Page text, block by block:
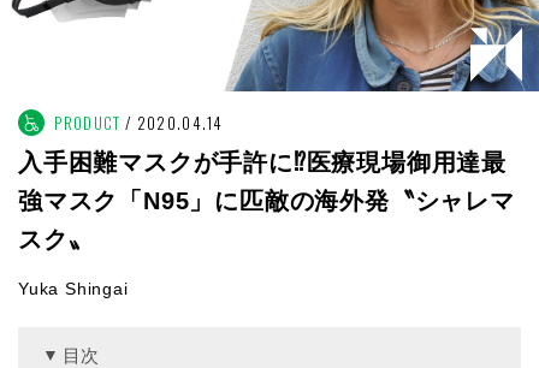
PRODUCT 2020.04.14
入手困難マスクが手許に⁉︎医療現場御用達最
強マスク「N95」に匹敵の海外発〝シャレマ
スク〟
Yuka Shingai
目次